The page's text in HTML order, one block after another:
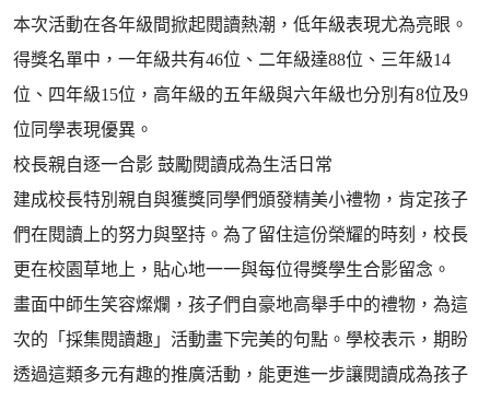
本次活動在各年級間掀起閱讀熱潮，低年級表現尤為亮眼。
得獎名單中，一年級共有46位、二年級達88位、三年級14
位、四年級15位，高年級的五年級與六年級也分別有8位及9
位同學表現優異。
校長親自逐一合影 鼓勵閱讀成為生活日常
建成校長特別親自與獲獎同學們頒發精美小禮物，肯定孩子
們在閱讀上的努力與堅持。為了留住這份榮耀的時刻，校長
更在校園草地上，貼心地一一與每位得獎學生合影留念。
畫面中師生笑容燦爛，孩子們自豪地高舉手中的禮物，為這
次的「採集閱讀趣」活動畫下完美的句點。學校表示，期盼
透過這類多元有趣的推廣活動，能更進一步讓閱讀成為孩子